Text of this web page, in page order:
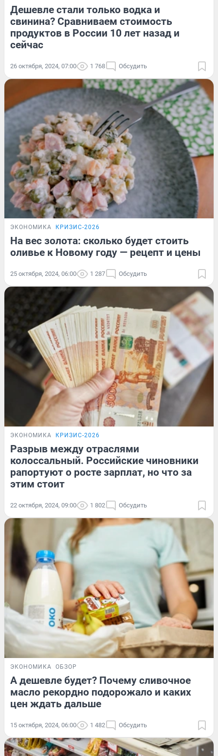
Дешевле стали только водка и
свинина? Сравниваем стоимость
продуктов в России 10 лет назад и
сейчас
26 октября, 2024, 07:00 1 768 Обсудить
ЭКОНОМИКА КРИЗИС-2026
На вес золота: сколько будет стоить
оливье к Новому году — рецепт и цены
25 октября, 2024, 06:00 1 287 Обсудить
ЭКОНОМИКА КРИЗИС-2026
Разрыв между отраслями
колоссальный. Российские чиновники
рапортуют о росте зарплат, но что за
этим стоит
22 октября, 2024, 09:00 1 802 Обсудить
ЭКОНОМИКА ОБЗОР
А дешевле будет? Почему сливочное
масло рекордно подорожало и каких
цен ждать дальше
15 октября, 2024, 06:00 1 482 Обсудить